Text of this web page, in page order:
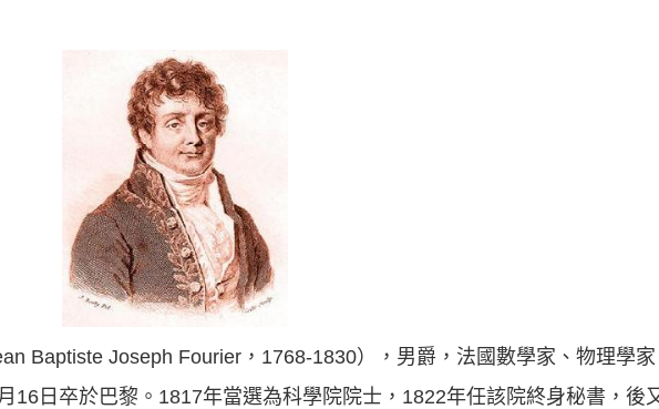
Baptiste Joseph Fourier，1768-1830），男爵，法國數學家、物理學家
16日卒於巴黎。1817年當選為科學院院士，1822年任該院終身秘書，後